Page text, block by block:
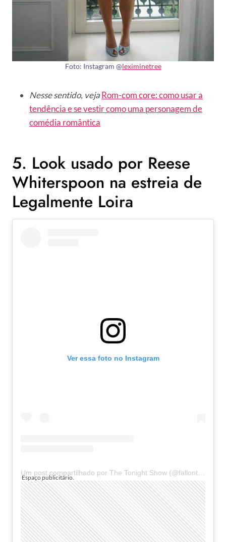
Foto: Instagram @leximinetree
Nesse sentido, vejaRom-com core: como usar a
tendência e se vestir como uma personagem de
comédia romântica
5. Look usado por Reese
Whiterspoon na estreia de
Legalmente Loira
Ver essa foto no Instagram
Um post compartilhado por The Tonight Show (@fallontonight)